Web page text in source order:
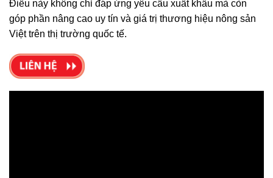
Điều này không chỉ đáp ứng yêu cầu xuất khẩu mà còn
góp phần nâng cao uy tín và giá trị thương hiệu nông sản
Việt trên thị trường quốc tế.